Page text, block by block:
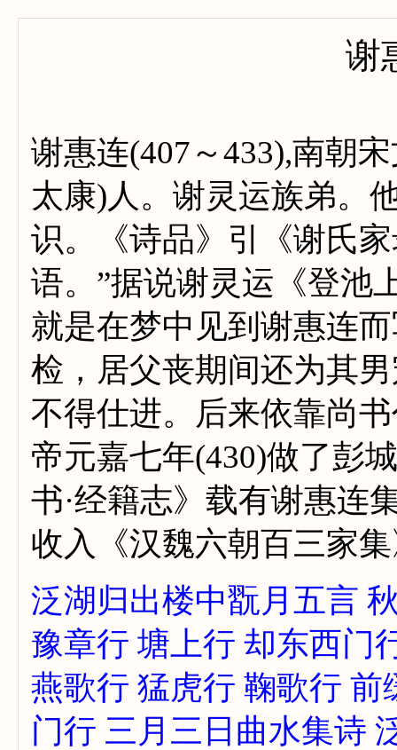
谢
谢惠连(407～433),南朝
太康)人。谢灵运族弟。
识。《诗品》引《谢氏
语。”据说谢灵运《登池
就是在梦中见到谢惠连
检，居父丧期间还为其
不得仕进。后来依靠尚
帝元嘉七年(430)做了彭
书·经籍志》载有谢惠连
收入《汉魏六朝百三家
泛湖归出楼中翫月五言
豫章行 塘上行 却东西门
燕歌行 猛虎行 鞠歌行 前
门行 三月三日曲水集诗